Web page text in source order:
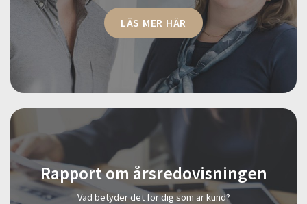
LÄS MER HÄR
Rapport om årsredovisningen
Vad betyder det för dig som är kund?